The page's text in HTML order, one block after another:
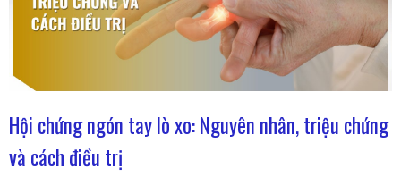
Hội chứng ngón tay lò xo: Nguyên nhân, triệu chứng
và cách điều trị